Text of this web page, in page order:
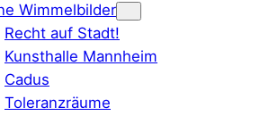
Wimmelbilder
Recht auf Stadt!
Kunsthalle Mannheim
Cadus
Toleranzräume